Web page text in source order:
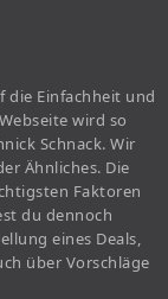
die Einfachheit und
wird so
Schnack. Wir
Ähnliches. Die
Faktoren
du dennoch
eines Deals,
über Vorschläge